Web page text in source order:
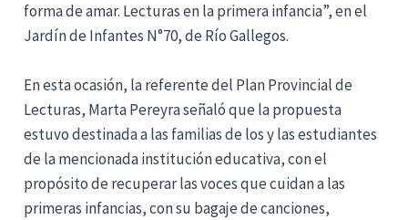
forma de amar. Lecturas en la primera infancia”, en el
Jardín de Infantes N°70, de Río Gallegos.
En esta ocasión, la referente del Plan Provincial de
Lecturas, Marta Pereyra señaló que la propuesta
estuvo destinada a las familias de los y las estudiantes
de la mencionada institución educativa, con el
propósito de recuperar las voces que cuidan a las
primeras infancias, con su bagaje de canciones,